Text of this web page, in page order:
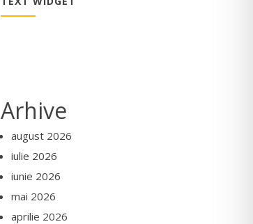
Arhive
august 2026
iulie 2026
iunie 2026
mai 2026
aprilie 2026